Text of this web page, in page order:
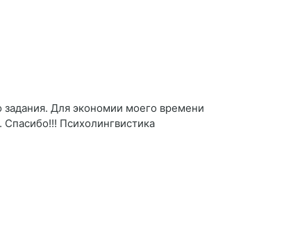
задания. Для экономии моего времени
Психолингвистика